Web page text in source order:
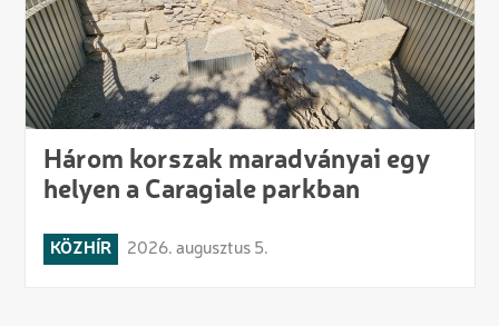
Három korszak maradványai egy
helyen a Caragiale parkban
KÖZHÍR 2026. augusztus 5.